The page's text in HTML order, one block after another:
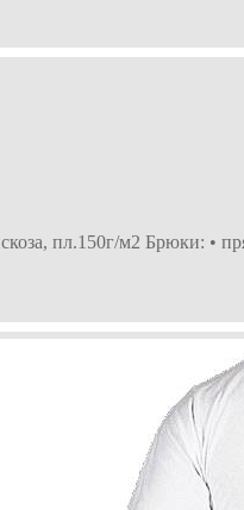
пл.150г/м2 Брюки: •